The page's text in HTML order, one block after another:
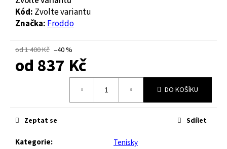
Kód: Zvolte variantu
Značka:Froddo
od 1 400 Kč –40 %
od 837 Kč
DO KOŠÍKU
Kategorie:
Tenisky
Zeptat se Sdílet
D
o
p
o
u
j